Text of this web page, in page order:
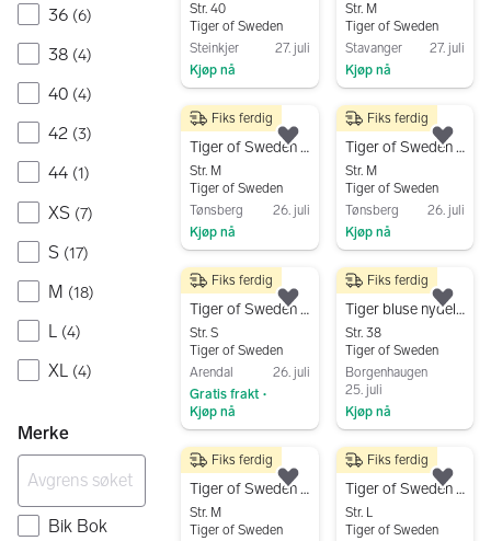
36 (6)
38 (4)
40 (4)
42 (3)
44 (1)
XS (7)
S (17)
M (18)
L (4)
XL (4)
Merke
Bik Bok
Str. 40
Tiger of Sweden
Steinkjer
27. juli
Kjøp nå
Str. M
Tiger of Sweden
Stavanger
27. juli
Kjøp nå
500 kr
Tiger of Sweden Golden Silke bluse, str M
Str. M
Tiger of Sweden
Tønsberg
26. juli
Kjøp nå
Fiks ferdig
Legg til som favoritt.
500 kr
Tiger of Sweden Sølv Silke bluse, str M
Str. M
Tiger of Sweden
Tønsberg
26. juli
Kjøp nå
Fiks ferdig
450 kr
Tiger of Sweden bluse med leopardprint 🖤🤍
Str. S
Tiger of Sweden
Arendal
26. juli
Gratis frakt •
Kjøp nå
Fiks ferdig
Legg til som favoritt.
200 kr
Tiger bluse nydelig kornblå
Str. 38
Tiger of Sweden
Borgenhaugen
25. juli
Kjøp nå
Fiks ferdig
250 kr
Tiger of Sweden bluse M
Str. M
Tiger of Sweden
Fiks ferdig
Legg til som favoritt.
200 kr
Tiger of Sweden bluse
Str. L
Tiger of Sweden
Fiks ferdig